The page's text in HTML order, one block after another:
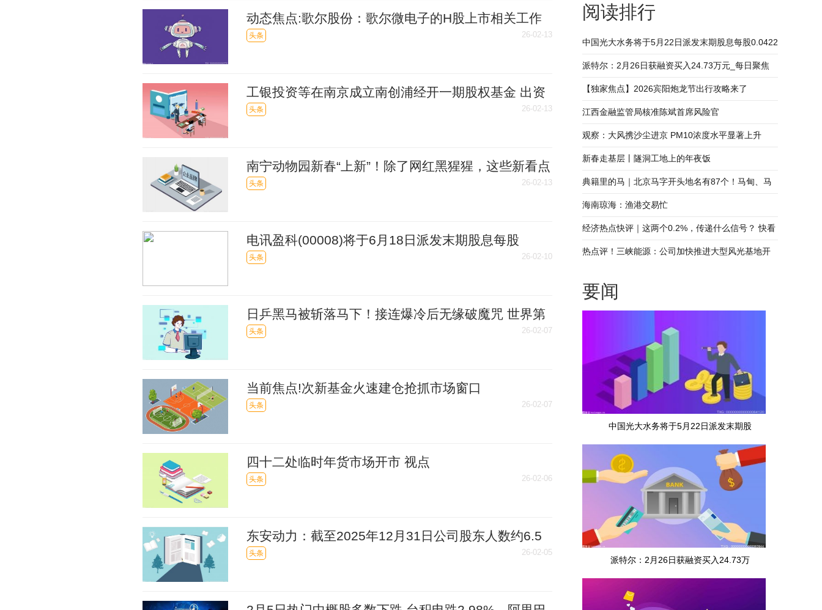
动态焦点:歌尔股份：歌尔微电子的H股上市相关工作
仍在推进中
头条 26-02-13
工银投资等在南京成立南创浦经开一期股权基金 出资
额5亿
头条 26-02-13
南宁动物园新春“上新”！除了网红黑猩猩，这些新看点
别错过_时快讯
头条 26-02-13
电讯盈科(00008)将于6月18日派发末期股息每股
0.2848港元
头条 26-02-10
日乒黑马被斩落马下！接连爆冷后无缘破魔咒 世界第
4上限明显更高|热消息
头条 26-02-07
当前焦点!次新基金火速建仓抢抓市场窗口
头条 26-02-07
四十二处临时年货市场开市 视点
头条 26-02-06
东安动力：截至2025年12月31日公司股东人数约6.5
万户|速读
头条 26-02-05
工作仍在推进中
阅读排行
中国光大水务将于5月22日派发末期股息每股0.0422
港元
派特尔：2月26日获融资买入24.73万元_每日聚焦
【独家焦点】2026宾阳炮龙节出行攻略来了
江西金融监管局核准陈斌首席风险官
观察：大风携沙尘进京 PM10浓度水平显著上升
新春走基层丨隧洞工地上的年夜饭
典籍里的马｜北京马字开头地名有87个！马甸、马
驹桥、马连道是怎么来的？ 播报
海南琼海：渔港交易忙
经济热点快评｜这两个0.2%，传递什么信号？ 快看
热点评！三峡能源：公司加快推进大型风光基地开
要闻
中国光大水务将于5月22日派发末期股
派特尔：2月26日获融资买入24.73万